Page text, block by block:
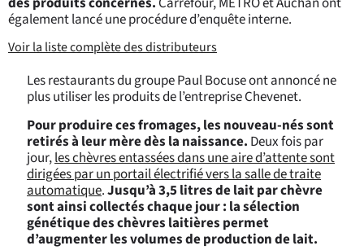
également lancé une procédure d’enquête interne.
Voir la liste complète des distributeurs
Les restaurants du groupe Paul Bocuse ont annoncé ne
plus utiliser les produits de l’entreprise Chevenet.
Pour produire ces fromages, les nouveau-nés sont
retirés à leur mère dès la naissance. Deux fois par
jour,les chèvres entassées dans une aire d’attente sont
dirigées par un portail électrifié vers la salle de traite
automatique.Jusqu’à 3,5 litres de lait par chèvre
sont ainsi collectés chaque jour : la sélection
génétique des chèvres laitières permet
d’augmenter les volumes de production de lait.